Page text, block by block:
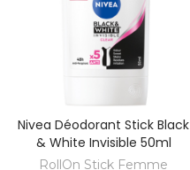
Nivea Déodorant Stick Black
& White Invisible 50ml
RollOn Stick Femme